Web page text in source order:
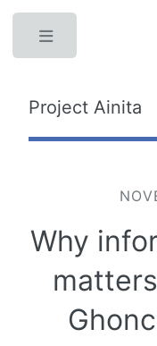
Project Ainita
Why